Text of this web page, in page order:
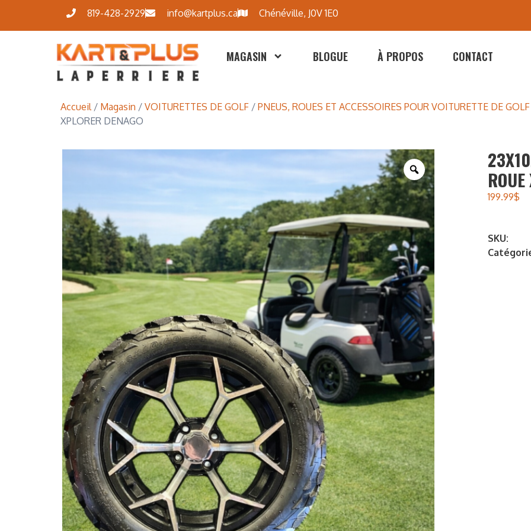
819-428-2929 info@kartplus.ca Chénéville, J0V 1E0
MAGASIN BLOGUE À PROPOS CONTACT
Accueil / Magasin / VOITURETTES DE GOLF / PNEUS, ROUES ET ACCESSOIRES POUR VOITURETTE DE GOLF
XPLORER DENAGO
199.99$
SKU: